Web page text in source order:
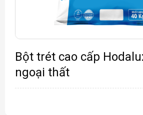
Bột trét cao cấp
ngoại thất